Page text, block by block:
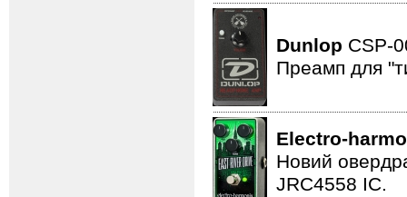
Dunlop CSP-
Преамп для
Electro-
Новий
JRC4558 IC.